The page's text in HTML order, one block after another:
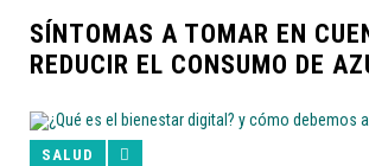
SÍNTOMAS A TOMAR EN
REDUCIR EL CONSUMO DE
SALUD